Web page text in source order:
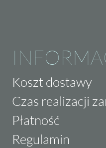
Koszt dostawy
Czas realizacji
Płatność
Regulamin